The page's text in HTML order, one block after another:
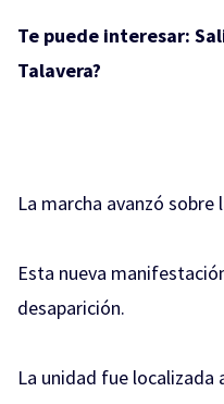
Te puede interesar:
Talavera?
La marcha avanzó
Esta nueva
desaparición.
La unidad fue